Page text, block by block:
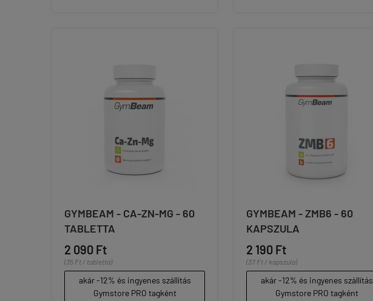
GYMBEAM - CA-ZN-MG - 60
TABLETTA
2 090 Ft
(35 Ft / tabletta)
akár -12% és ingyenes szállítás
Gymstore PRO tagként
GYMBEAM - ZMB6 - 60
KAPSZULA
2 190 Ft
(37 Ft / kapszula)
akár -12% és ingyenes szállítás
Gymstore PRO tagként